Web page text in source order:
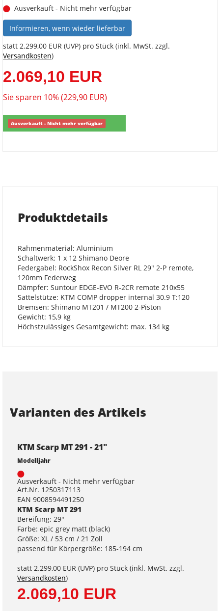
Ausverkauft - Nicht mehr verfügbar
Informieren, wenn wieder lieferbar
statt 2.299,00 EUR (UVP) pro Stück (inkl. MwSt. zzgl.
Versandkosten)
2.069,10 EUR
Sie sparen 10% (229,90 EUR)
Ausverkauft - Nicht mehr verfügbar
Produktdetails
Rahmenmaterial: Aluminium
Schaltwerk: 1 x 12 Shimano Deore
Federgabel: RockShox Recon Silver RL 29" 2-P remote,
120mm Federweg
Dämpfer: Suntour EDGE-EVO R-2CR remote 210x55
Sattelstütze: KTM COMP dropper internal 30.9 T:120
Bremsen: Shimano MT201 / MT200 2-Piston
Gewicht: 15,9 kg
Höchstzulässiges Gesamtgewicht: max. 134 kg
Varianten des Artikels
KTM Scarp MT 291 - 21"
Modelljahr
Ausverkauft - Nicht mehr verfügbar
Art.Nr. 1250317113
EAN 9008594491250
KTM Scarp MT 291
Bereifung: 29"
Farbe: epic grey matt (black)
Größe: XL / 53 cm / 21 Zoll
passend für Körpergröße: 185-194 cm
statt 2.299,00 EUR (UVP) pro Stück (inkl. MwSt. zzgl.
Versandkosten)
2.069,10 EUR